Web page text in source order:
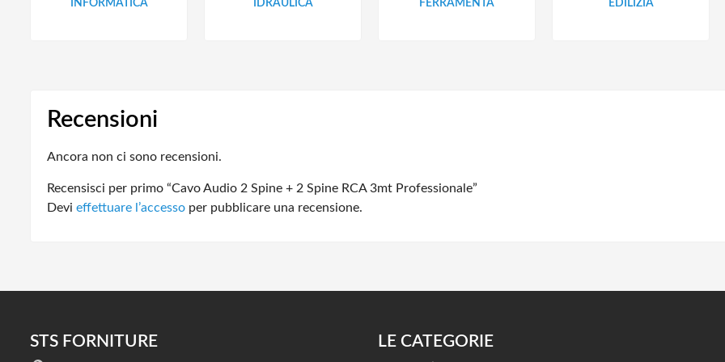
INFORMATICA IDRAULICA FERRAMENTA EDILIZIA
Recensioni
Ancora non ci sono recensioni.
Recensisci per primo “Cavo Audio 2 Spine + 2 Spine RCA 3mt Professionale”
Devi effettuare l’accesso per pubblicare una recensione.
STS FORNITURE LE CATEGORIE